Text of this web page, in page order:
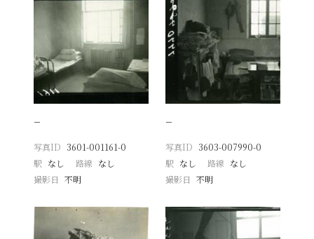
−
写真ID 3601-001161-0
駅 なし 路線 なし
撮影日
不明
−
写真ID 3603-007990-0
駅 なし 路線 なし
撮影日 不明